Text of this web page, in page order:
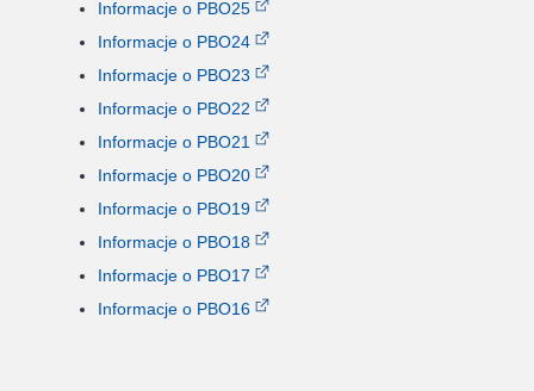
Informacje o PBO25
Informacje o PBO24
Informacje o PBO23
Informacje o PBO22
Informacje o PBO21
Informacje o PBO20
Informacje o PBO19
Informacje o PBO18
Informacje o PBO17
Informacje o PBO16